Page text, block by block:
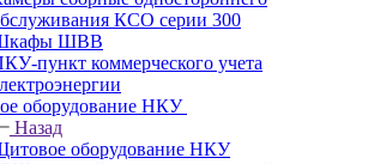
КСО серии 300
ШВВ
пункт коммерческого учета
оборудование НКУ
Назад
оборудование НКУ